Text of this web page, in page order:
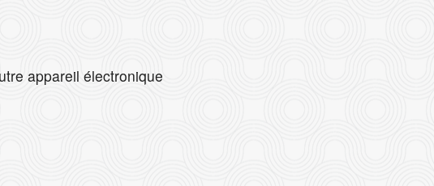
appareil électronique